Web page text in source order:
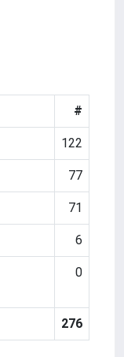
#
122
77
71
6
0
276